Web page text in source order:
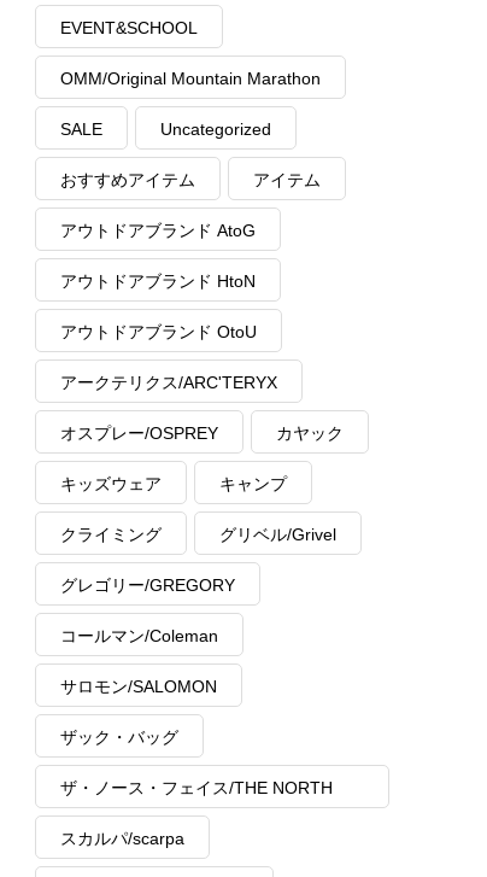
EVENT&SCHOOL
OMM/Original Mountain Marathon
SALE Uncategorized
おすすめアイテム アイテム
アウトドアブランド AtoG
アウトドアブランド HtoN
アウトドアブランド OtoU
アークテリクス/ARC'TERYX
オスプレー/OSPREY カヤック
キッズウェア キャンプ
クライミング グリベル/Grivel
グレゴリー/GREGORY
コールマン/Coleman
サロモン/SALOMON
ザック・バッグ
ザ・ノース・フェイス/THE NORTH
FACE
スカルパ/scarpa